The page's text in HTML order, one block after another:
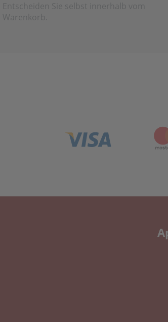
Entscheiden Sie selbst innerhalb vom
Warenkorb.